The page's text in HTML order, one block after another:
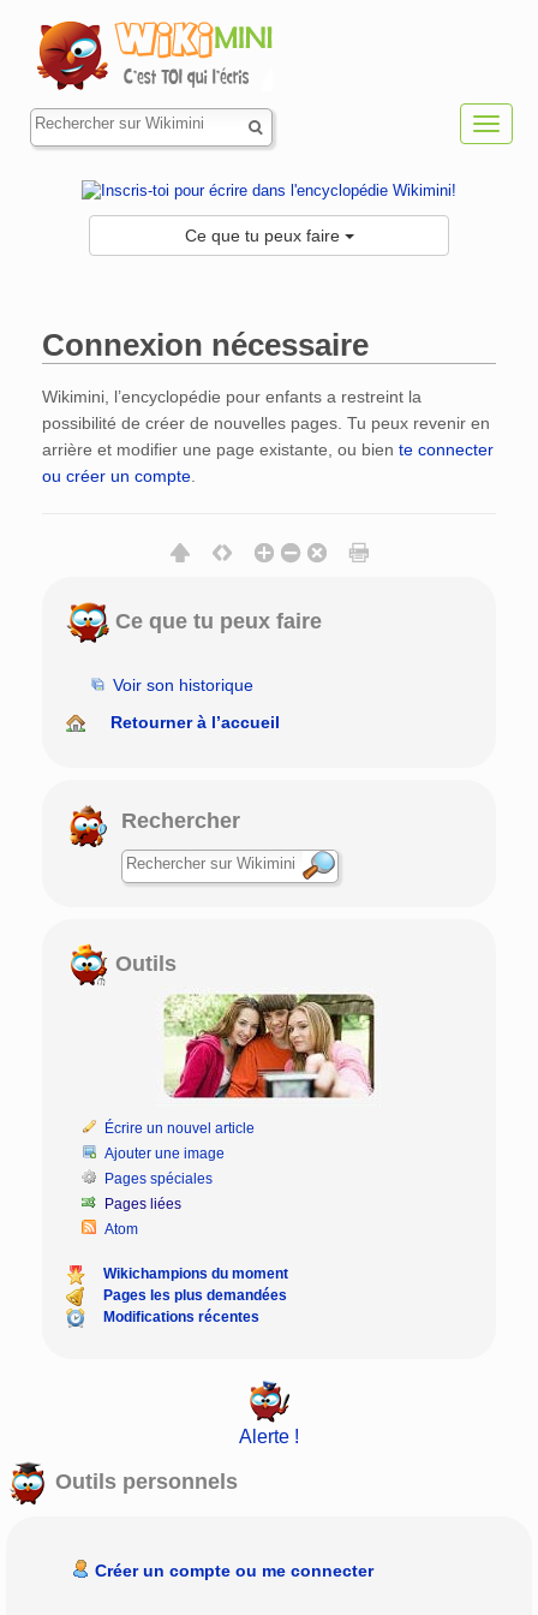
Ce que tu peux faire
Connexion nécessaire
Wikimini, l’encyclopédie pour enfants a restreint la
possibilité de créer de nouvelles pages. Tu peux revenir en
arrière et modifier une page existante, ou bien te connecter
ou créer un compte
Ce que tu peux faire
Voir son historique
Retourner à l’accueil
Rechercher
Outils
Écrire un nouvel article
Ajouter une image
Pages spéciales
Pages liées
Atom
Wikichampions du moment
Pages les plus demandées
Modifications récentes
Alerte !
Outils personnels
Créer un compte ou me connecter